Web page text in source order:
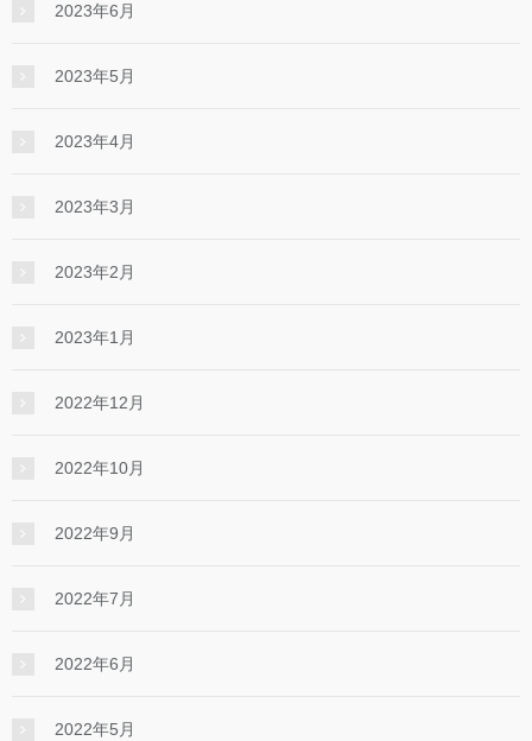
2023年6月
2023年5月
2023年4月
2023年3月
2023年2月
2023年1月
2022年12月
2022年10月
2022年9月
2022年7月
2022年6月
2022年5月